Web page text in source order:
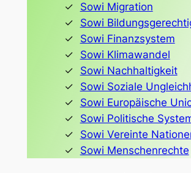
Sowi Migration
Sowi
Sowi Finanzsystem
Sowi Klimawandel
Sowi Nachhaltigkeit
Sowi Soziale
Sowi Europäische
Sowi Politische
Sowi Vereinte
Sowi Menschenrechte